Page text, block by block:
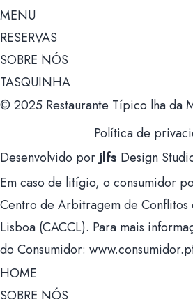
MENU
RESERVAS
SOBRE NÓS
TASQUINHA
© 2025 Restaurante Típico lha da
Política de
Desenvolvido por jlfs Design
Em caso de litígio, o consumidor
Centro de Arbitragem de Conflitos
Lisboa (CACCL). Para mais
do Consumidor:
HOME
SOBRE NÓS